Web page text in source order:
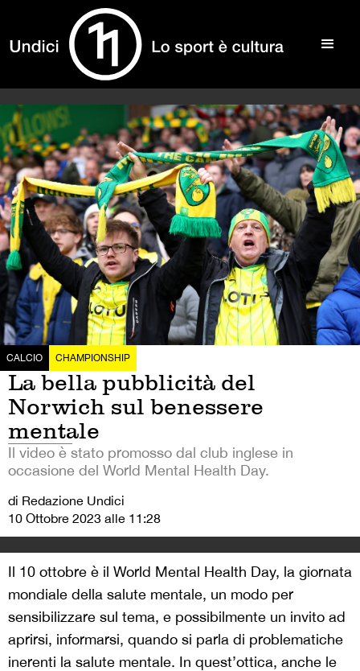
CALCIO CHAMPIONSHIP
La bella pubblicità del
Norwich sul benessere
mentale
Il video è stato promosso dal club inglese in
occasione del World Mental Health Day.
di Redazione Undici
10 Ottobre 2023 alle 11:28
Il 10 ottobre è il World Mental Health Day, la giornata
mondiale della salute mentale, un modo per
sensibilizzare sul tema, e possibilmente un invito ad
aprirsi, informarsi, quando si parla di problematiche
inerenti la salute mentale. In quest’ottica, anche le